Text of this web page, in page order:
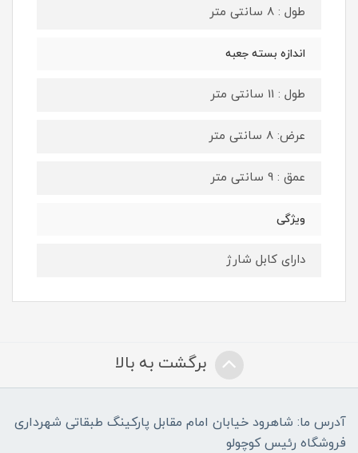
طول : 8 سانتی متر
اندازه بسته جعبه
طول : 11 سانتی متر
عرض: 8 سانتی متر
عمق : 9 سانتی متر
ویژگی
دارای کابل شارژ
برگشت به بالا
آدرس ما: شاهرود خیابان امام مقابل پارکینگ طبقاتی شهرداری
فروشگاه رئیس کوچولو